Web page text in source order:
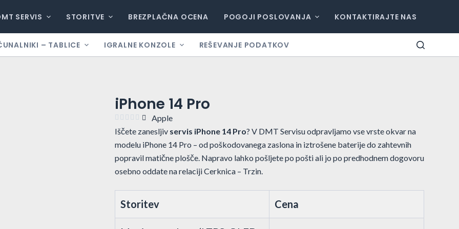
SERVIS STORITVE BREZPLAČNA OCENA POGOJI POSLOVANJA KONTAKTIRAJTE NAS
– TABLICE IGRALNE KONZOLE REŠEVANJE PODATKOV
iPhone 14 Pro
    
Apple
Iščete zanesljiv servis iPhone 14 Pro? V DMT Servisu odpravljamo vse vrste okvar na
modelu iPhone 14 Pro – od poškodovanega zaslona in iztrošene baterije do zahtevnih
popravil matične plošče. Napravo lahko pošljete po pošti ali jo po predhodnem dogovoru
osebno oddate na relaciji Cerknica – Trzin.
Storitev Cena